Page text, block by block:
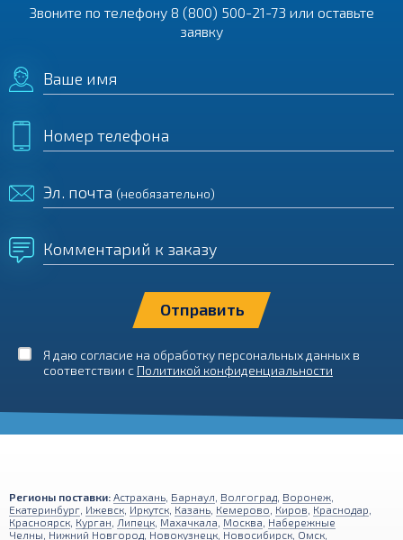
Звоните по телефону 8 (800) 500-21-73 или оставьте
заявку
Ваше имя
Номер телефона
Эл. почта (необязательно)
Комментарий к заказу
Я даю согласие на обработку персональных данных в
соответствии с Политикой конфиденциальности
Регионы поставки: Астрахань Барнаул Волгоград Воронеж
Екатеринбург Ижевск Иркутск Казань Кемерово Киров Краснодар
Красноярск Курган Липецк Махачкала Москва Набережные
Челны Нижний Новгород Новокузнецк Новосибирск Омск